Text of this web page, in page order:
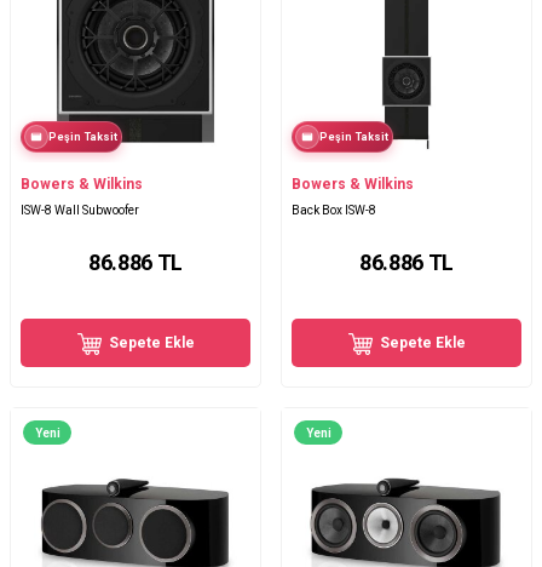
Peşin Taksit
Bowers & Wilkins
ISW-8 Wall Subwoofer
86.886TL
Sepete Ekle
Peşin Taksit
Bowers & Wilkins
Back Box ISW-8
86.886TL
Sepete Ekle
Yeni Yeni